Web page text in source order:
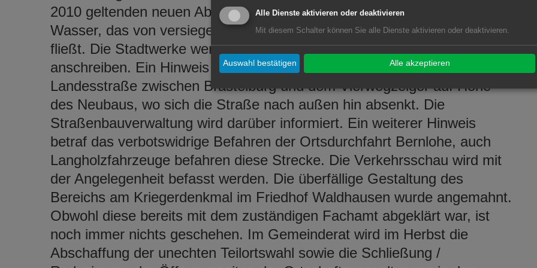
2010 geltenden neuen Abwassergebühren berücksichtigen auch das
Wasser, das von versiegelten Grundstücksflächen in die Kanalisation
fließt. Die Stadtwerke werden diesbezüglich die steuerpflichtigen Bürger
anschreiben. Ein Hinweis betraf einen Straßenschaden an der
Landesstraße zwischen Brastelburg und dem Vierwegzeiger auf Höhe
des Neubaus, wo sich die Straße nach außen hin absenkt. Die
Straßenbauverwaltung wird darüber informiert. Ein weiterer Hinweis
betraf das verbotswidrige Befahren der Ortsdurchfahrt Bernlohe, auch
Langholzfahrzeuge befahren diese Strecke. Die Verkehrsschau wird mit
der Angelegenheit befasst werden. Die überfällige Gestaltung des
Bereichs am Kriegerdenkmal im Friedhof Waldhausen wurde angemahnt.
Obwohl diese bereits mit dem zuständigen Fachamt abgeklärt war, ist
noch immer nichts geschehen. Im Gemeinderat wird im Herbst die
Abschaffung der unechten Teilortswahl sowie die Schließung /
Alle Dienste aktivieren oder deaktivieren
Mit diesem Schalter können Sie alle Dienste aktivieren oder deaktivieren.
Auswahl bestätigen Alle akzeptieren